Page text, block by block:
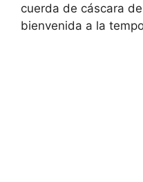
cuerda de cáscara
bienvenida a la